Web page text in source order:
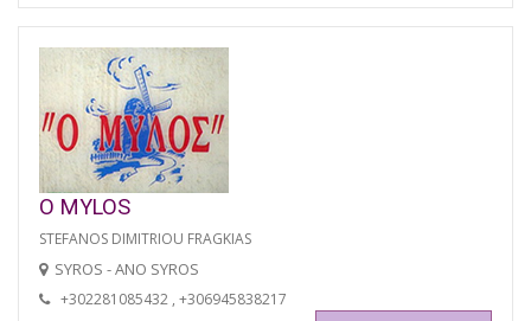
O MYLOS
STEFANOS DIMITRIOU FRAGKIAS
SYROS - ANO SYROS
+302281085432 , +306945838217